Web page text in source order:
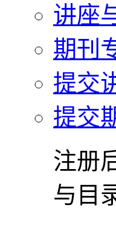
讲座
期刊
提交
提交
注册
与目